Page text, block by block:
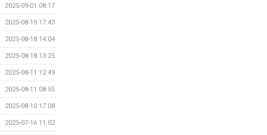
2025-09-01 08:17
2025-08-19 17:43
2025-08-18 14:04
2025-08-18 13:25
2025-08-11 12:49
2025-08-11 08:55
2025-08-10 17:08
2025-07-16 11:02